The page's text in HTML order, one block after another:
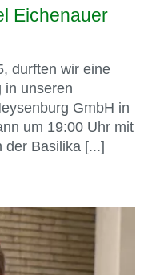
Eichenauer
durften wir eine
in unseren
GmbH in
um 19:00 Uhr mit
der Basilika [...]